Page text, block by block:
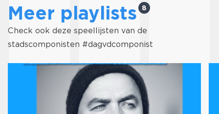
Meer playlists8
Check ook deze speellijsten van de
stadscomponisten #dagvdcomponist